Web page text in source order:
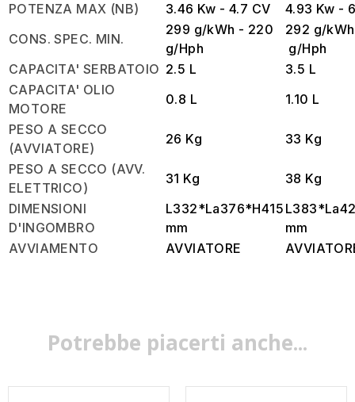
POTENZA MAX (NB)
3.46 Kw - 4.7 CV
4.93 Kw -
CONS. SPEC. MIN.
299 g/kWh - 220
g/Hph
292 g/
g/Hph
CAPACITA' SERBATOIO 2.5 L
3.5 L
CAPACITA' OLIO
MOTORE
0.8 L
1.10 L
PESO A SECCO
(AVVIATORE)
26 Kg
33 Kg
PESO A SECCO (AVV.
ELETTRICO)
31 Kg
38 Kg
DIMENSIONI
D'INGOMBRO
L332*La376*H415
mm
mm
AVVIAMENTO
AVVIATORE
Potrebbe piacerti anche...